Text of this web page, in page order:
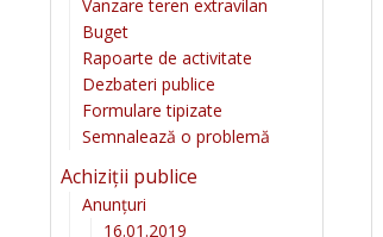
Vanzare teren extravilan
Buget
Rapoarte de activitate
Dezbateri publice
Formulare tipizate
Semnalează o problemă
Achiziții publice
Anunțuri
16.01.2019